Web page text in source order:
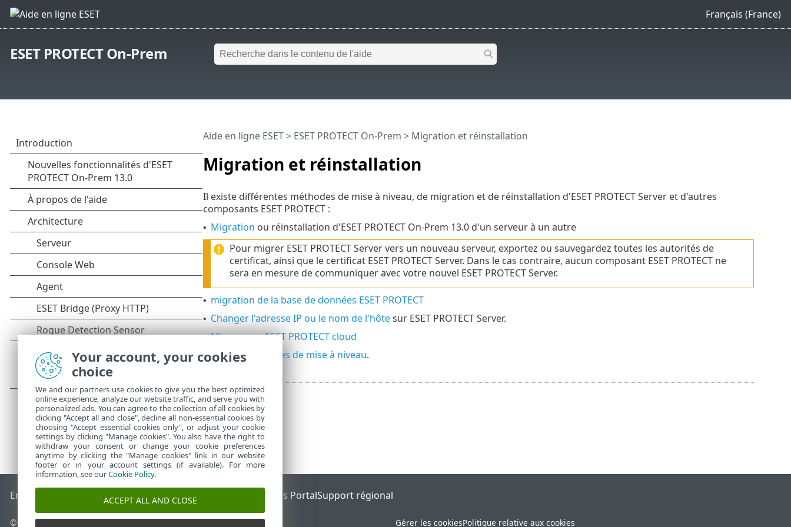
Français (France)
ESET PROTECT On-Prem
Migration et réinstallation
Aide en ligne ESET> ESET PROTECT On-Prem > Migration et réinstallation
Il existe différentes méthodes de mise à niveau, de migration et de réinstallation d'ESET PROTECT Server et d'autres
composants ESET PROTECT :
• Migration ou réinstallation d'ESET PROTECT On-Prem 13.0 d'un serveur à un autre
Pour migrer ESET PROTECT Server vers un nouveau serveur, exportez ou sauvegardez toutes les autorités de
certificat, ainsi que le certificat ESET PROTECT Server. Dans le cas contraire, aucun composant ESET PROTECT ne
sera en mesure de communiquer avec votre nouvel ESET PROTECT Server.
• migration de la base de données ESET PROTECT
• Changer l'adresse IP ou le nom de l'hôtesur ESET PROTECT Server.
• Migrer vers ESET PROTECT cloud
Voir lesprocédures de mise à niveau.
End of Life Base de connaissances ESETForum ESET ESET Status PortalSupport régional
© 1992 - 2026 ESET, spol. s r.o. - Tous droits réservés. Gérer les cookiesPolitique relative aux cookies
Your account, your cookies
choice
We and our partners use cookies to give you the best optimized
online experience, analyze our website traffic, and serve you with
personalized ads. You can agree to the collection of all cookies by
clicking "Accept all and close", decline all non-essential cookies by
choosing "Accept essential cookies only", or adjust your cookie
settings by clicking "Manage cookies". You also have the right to
withdraw your consent or change your cookie preferences
anytime by clicking the "Manage cookies" link in our website
footer or in your account settings (if available). For more
information, see ourCookie Policy.
ACCEPT ALL AND CLOSE